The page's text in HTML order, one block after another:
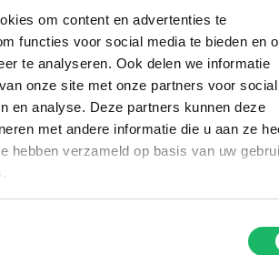
om content en advertenties te
functies voor social media te bieden en
te analyseren. Ook delen we informatie
onze site met onze partners voor social
en analyse. Deze partners kunnen deze
met andere informatie die u aan ze
hebben verzameld op basis van uw